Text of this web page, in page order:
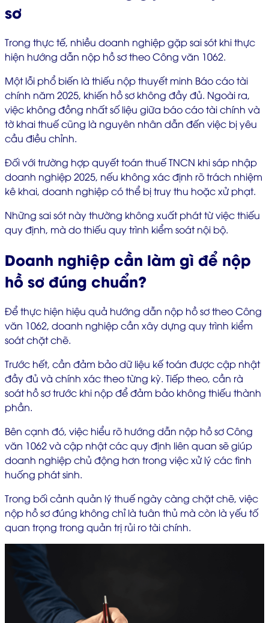
sơ
Trong thực tế, nhiều doanh nghiệp gặp sai sót khi thực
hiện hướng dẫn nộp hồ sơ theo Công văn 1062.
Một lỗi phổ biến là thiếu nộp thuyết minh Báo cáo tài
chính năm 2025, khiến hồ sơ không đầy đủ. Ngoài ra,
việc không đồng nhất số liệu giữa báo cáo tài chính và
tờ khai thuế cũng là nguyên nhân dẫn đến việc bị yêu
cầu điều chỉnh.
Đối với trường hợp quyết toán thuế TNCN khi sáp nhập
doanh nghiệp 2025, nếu không xác định rõ trách nhiệm
kê khai, doanh nghiệp có thể bị truy thu hoặc xử phạt.
Những sai sót này thường không xuất phát từ việc thiếu
quy định, mà do thiếu quy trình kiểm soát nội bộ.
Doanh nghiệp cần làm gì để nộp
hồ sơ đúng chuẩn?
Để thực hiện hiệu quả hướng dẫn nộp hồ sơ theo Công
văn 1062, doanh nghiệp cần xây dựng quy trình kiểm
soát chặt chẽ.
Trước hết, cần đảm bảo dữ liệu kế toán được cập nhật
đầy đủ và chính xác theo từng kỳ. Tiếp theo, cần rà
soát hồ sơ trước khi nộp để đảm bảo không thiếu thành
phần.
Bên cạnh đó, việc hiểu rõ hướng dẫn nộp hồ sơ Công
văn 1062 và cập nhật các quy định liên quan sẽ giúp
doanh nghiệp chủ động hơn trong việc xử lý các tình
huống phát sinh.
Trong bối cảnh quản lý thuế ngày càng chặt chẽ, việc
nộp hồ sơ đúng không chỉ là tuân thủ mà còn là yếu tố
quan trọng trong quản trị rủi ro tài chính.